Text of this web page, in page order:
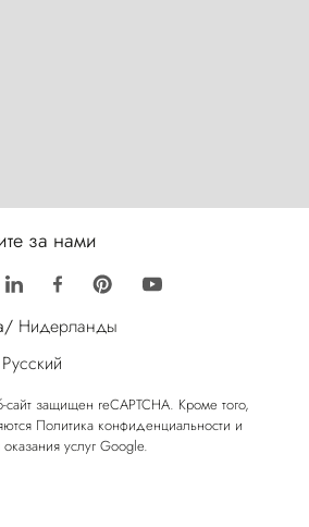
за нами
Нидерланды
Русский
сайт защищен reCAPTCHA. Кроме того,
Политика конфиденциальности и
услуг Google.